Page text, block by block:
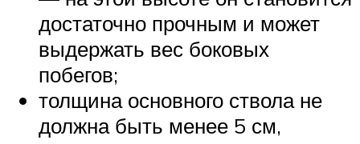
достаточно прочным и может
выдержать вес боковых
побегов;
толщина основного ствола не
должна быть менее 5 см,